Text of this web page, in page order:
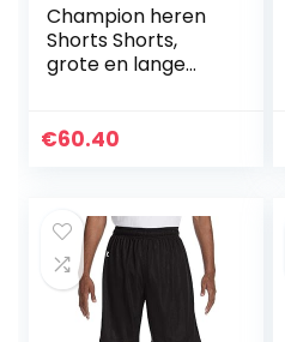
Champion heren
Shorts Shorts,
grote en lange
gymshorts, 10 inch
€60.40